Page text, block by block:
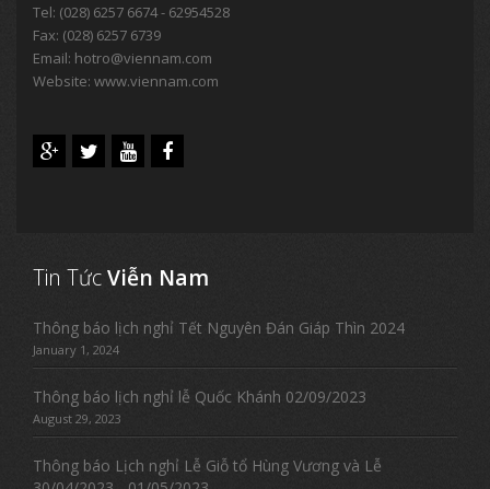
Tel: (028) 6257 6674 - 62954528
Fax: (028) 6257 6739
Email: hotro@viennam.com
Website: www.viennam.com
Tin TứcViễn Nam
Thông báo lịch nghỉ Tết Nguyên Đán Giáp Thìn 2024
January 1, 2024
Thông báo lịch nghỉ lễ Quốc Khánh 02/09/2023
August 29, 2023
Thông báo Lịch nghỉ Lễ Giỗ tổ Hùng Vương và Lễ